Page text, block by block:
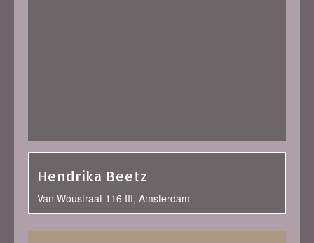
Hendrika Beetz
Van Woustraat 116 III, Amsterdam